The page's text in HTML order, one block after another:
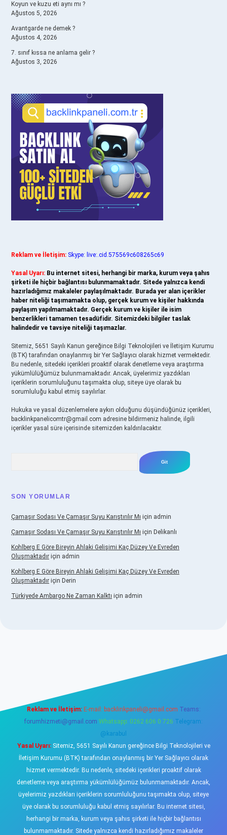
Koyun ve kuzu eti aynı mı ?
Ağustos 5, 2026
Avantgarde ne demek ?
Ağustos 4, 2026
7. sınıf kıssa ne anlama gelir ?
Ağustos 3, 2026
Reklam ve İletişim: Skype: live:.cid.575569c608265c69
Yasal Uyarı: Bu internet sitesi, herhangi bir marka, kurum veya şahıs
şirketi ile hiçbir bağlantısı bulunmamaktadır. Sitede yalnızca kendi
hazırladığımız makaleler paylaşılmaktadır. Burada yer alan içerikler
haber niteliği taşımamakta olup, gerçek kurum ve kişiler hakkında
paylaşım yapılmamaktadır. Gerçek kurum ve kişiler ile isim
benzerlikleri tamamen tesadüfidir. Sitemizdeki bilgiler taslak
halindedir ve tavsiye niteliği taşımazlar.
Sitemiz, 5651 Sayılı Kanun gereğince Bilgi Teknolojileri ve İletişim Kurumu
(BTK) tarafından onaylanmış bir Yer Sağlayıcı olarak hizmet vermektedir.
Bu nedenle, sitedeki içerikleri proaktif olarak denetleme veya araştırma
yükümlülüğümüz bulunmamaktadır. Ancak, üyelerimiz yazdıkları
içeriklerin sorumluluğunu taşımakta olup, siteye üye olarak bu
sorumluluğu kabul etmiş sayılırlar.
Hukuka ve yasal düzenlemelere aykırı olduğunu düşündüğünüz içerikleri,
backlinkpanelicomtr@gmail.com adresine bildirmeniz halinde, ilgili
içerikler yasal süre içerisinde sitemizden kaldırılacaktır.
SON YORUMLAR
Çamaşır Sodası Ve Çamaşır Suyu Karıştırılır Mı için admin
Çamaşır Sodası Ve Çamaşır Suyu Karıştırılır Mı için Delikanlı
Kohlberg E Göre Bireyin Ahlaki Gelişimi Kaç Düzey Ve Evreden
Oluşmaktadır için admin
Kohlberg E Göre Bireyin Ahlaki Gelişimi Kaç Düzey Ve Evreden
Oluşmaktadır için Derin
Türkiyede Ambargo Ne Zaman Kalktı için admin
Reklam ve İletişim: E-mail: backlinkpaneli@gmail.com Teams:
forumhizmeti@gmail.com Whatsapp: 0262 606 0 726 Telegram:
@karabul
Yasal Uyarı:Sitemiz, 5651 Sayılı Kanun gereğince Bilgi Teknolojileri ve
İletişim Kurumu (BTK) tarafından onaylanmış bir Yer Sağlayıcı olarak
hizmet vermektedir. Bu nedenle, sitedeki içerikleri proaktif olarak
denetleme veya araştırma yükümlülüğümüz bulunmamaktadır. Ancak,
üyelerimiz yazdıkları içeriklerin sorumluluğunu taşımakta olup, siteye
üye olarak bu sorumluluğu kabul etmiş sayılırlar. Bu internet sitesi,
herhangi bir marka, kurum veya şahıs şirketi ile hiçbir bağlantısı
bulunmamaktadır. Sitede yalnızca kendi hazırladığımız makaleler